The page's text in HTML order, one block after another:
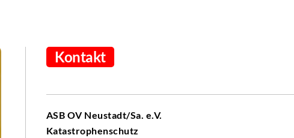
Kontakt
ASB OV Neustadt/Sa. e.V.
Katastrophenschutz